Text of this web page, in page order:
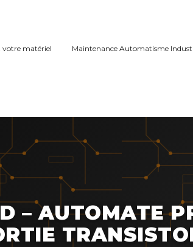
votre matériel Maintenance Automatisme
– AUTOMATE